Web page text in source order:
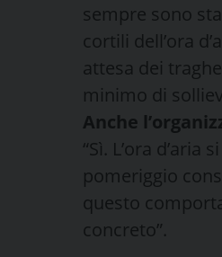
sempre sono
cortili dell’ora
attesa dei
minimo di
Anche
“Sì. L’ora
pomeriggio
questo
concreto”.